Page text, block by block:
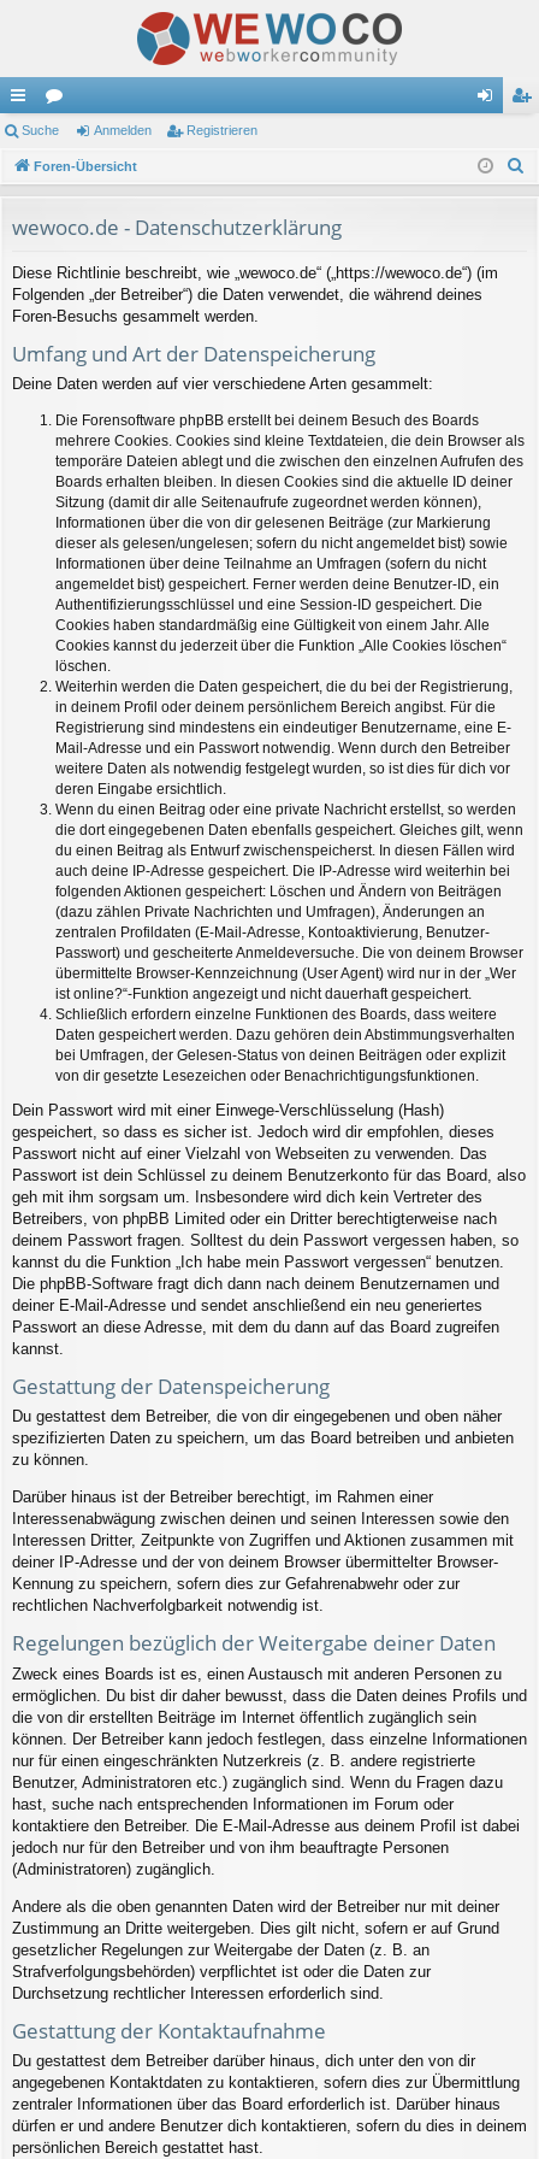
ch
ne
ug
riff
or
en m
n
ist
Suche Anmelden Registrieren
Foren-Übersicht
wewoco.de - Datenschutzerklärung
Diese Richtlinie beschreibt, wie „wewoco.de“ („https://wewoco.de“) (im
Folgenden „der Betreiber“) die Daten verwendet, die während deines
Foren-Besuchs gesammelt werden.
Umfang und Art der Datenspeicherung
Deine Daten werden auf vier verschiedene Arten gesammelt:
Die Forensoftware phpBB erstellt bei deinem Besuch des Boards
mehrere Cookies. Cookies sind kleine Textdateien, die dein Browser als
temporäre Dateien ablegt und die zwischen den einzelnen Aufrufen des
Boards erhalten bleiben. In diesen Cookies sind die aktuelle ID deiner
Sitzung (damit dir alle Seitenaufrufe zugeordnet werden können),
Informationen über die von dir gelesenen Beiträge (zur Markierung
dieser als gelesen/ungelesen; sofern du nicht angemeldet bist) sowie
Informationen über deine Teilnahme an Umfragen (sofern du nicht
angemeldet bist) gespeichert. Ferner werden deine Benutzer-ID, ein
Authentifizierungsschlüssel und eine Session-ID gespeichert. Die
Cookies haben standardmäßig eine Gültigkeit von einem Jahr. Alle
Cookies kannst du jederzeit über die Funktion „Alle Cookies löschen“
löschen.
Weiterhin werden die Daten gespeichert, die du bei der Registrierung,
in deinem Profil oder deinem persönlichem Bereich angibst. Für die
Registrierung sind mindestens ein eindeutiger Benutzername, eine E-
Mail-Adresse und ein Passwort notwendig. Wenn durch den Betreiber
weitere Daten als notwendig festgelegt wurden, so ist dies für dich vor
deren Eingabe ersichtlich.
Wenn du einen Beitrag oder eine private Nachricht erstellst, so werden
die dort eingegebenen Daten ebenfalls gespeichert. Gleiches gilt, wenn
du einen Beitrag als Entwurf zwischenspeicherst. In diesen Fällen wird
auch deine IP-Adresse gespeichert. Die IP-Adresse wird weiterhin bei
folgenden Aktionen gespeichert: Löschen und Ändern von Beiträgen
(dazu zählen Private Nachrichten und Umfragen), Änderungen an
zentralen Profildaten (E-Mail-Adresse, Kontoaktivierung, Benutzer-
Passwort) und gescheiterte Anmeldeversuche. Die von deinem Browser
übermittelte Browser-Kennzeichnung (User Agent) wird nur in der „Wer
ist online?“-Funktion angezeigt und nicht dauerhaft gespeichert.
Schließlich erfordern einzelne Funktionen des Boards, dass weitere
Daten gespeichert werden. Dazu gehören dein Abstimmungsverhalten
bei Umfragen, der Gelesen-Status von deinen Beiträgen oder explizit
von dir gesetzte Lesezeichen oder Benachrichtigungsfunktionen.
Dein Passwort wird mit einer Einwege-Verschlüsselung (Hash)
gespeichert, so dass es sicher ist. Jedoch wird dir empfohlen, dieses
Passwort nicht auf einer Vielzahl von Webseiten zu verwenden. Das
Passwort ist dein Schlüssel zu deinem Benutzerkonto für das Board, also
geh mit ihm sorgsam um. Insbesondere wird dich kein Vertreter des
Betreibers, von phpBB Limited oder ein Dritter berechtigterweise nach
deinem Passwort fragen. Solltest du dein Passwort vergessen haben, so
kannst du die Funktion „Ich habe mein Passwort vergessen“ benutzen.
Die phpBB-Software fragt dich dann nach deinem Benutzernamen und
deiner E-Mail-Adresse und sendet anschließend ein neu generiertes
Passwort an diese Adresse, mit dem du dann auf das Board zugreifen
kannst.
Gestattung der Datenspeicherung
Du gestattest dem Betreiber, die von dir eingegebenen und oben näher
spezifizierten Daten zu speichern, um das Board betreiben und anbieten
zu können.
Darüber hinaus ist der Betreiber berechtigt, im Rahmen einer
Interessenabwägung zwischen deinen und seinen Interessen sowie den
Interessen Dritter, Zeitpunkte von Zugriffen und Aktionen zusammen mit
deiner IP-Adresse und der von deinem Browser übermittelter Browser-
Kennung zu speichern, sofern dies zur Gefahrenabwehr oder zur
rechtlichen Nachverfolgbarkeit notwendig ist.
Regelungen bezüglich der Weitergabe deiner Daten
Zweck eines Boards ist es, einen Austausch mit anderen Personen zu
ermöglichen. Du bist dir daher bewusst, dass die Daten deines Profils und
die von dir erstellten Beiträge im Internet öffentlich zugänglich sein
können. Der Betreiber kann jedoch festlegen, dass einzelne Informationen
nur für einen eingeschränkten Nutzerkreis (z. B. andere registrierte
Benutzer, Administratoren etc.) zugänglich sind. Wenn du Fragen dazu
hast, suche nach entsprechenden Informationen im Forum oder
kontaktiere den Betreiber. Die E-Mail-Adresse aus deinem Profil ist dabei
jedoch nur für den Betreiber und von ihm beauftragte Personen
(Administratoren) zugänglich.
Andere als die oben genannten Daten wird der Betreiber nur mit deiner
Zustimmung an Dritte weitergeben. Dies gilt nicht, sofern er auf Grund
gesetzlicher Regelungen zur Weitergabe der Daten (z. B. an
Strafverfolgungsbehörden) verpflichtet ist oder die Daten zur
Durchsetzung rechtlicher Interessen erforderlich sind.
Gestattung der Kontaktaufnahme
Du gestattest dem Betreiber darüber hinaus, dich unter den von dir
angegebenen Kontaktdaten zu kontaktieren, sofern dies zur Übermittlung
zentraler Informationen über das Board erforderlich ist. Darüber hinaus
dürfen er und andere Benutzer dich kontaktieren, sofern du dies in deinem
persönlichen Bereich gestattet hast.